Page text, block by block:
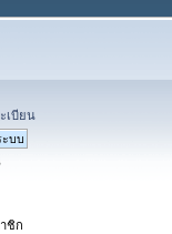
เบียน
ชิก